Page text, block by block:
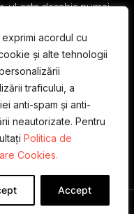
acordul cu
și alte tehnologii
traficului, a
anti-spam și anti-
neautorizate. Pentru
Politica de
Cookies.
Accept
ul este deschis numai
byWEDEV IT